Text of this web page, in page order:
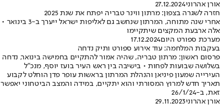
אורן אהרוני27.12.2024
חזרה לשגרה בצפון: מרתון ווינר טבריה יפתח את שנת 2025
אחרי שנה מתוחה, המרתון שנחשב גם לאליפות ישראל ייערך ב-3 בינואר •
אלה ארבעת המקצים שיתקיימו
מערכת ספורט היום17.12.2024
בעקבות המלחמה: עוד אירוע ספורט ותיק נדחה
פרסום ראשון: מרתון טבריה, שהיה אמור להתקיים בחמישה בינואר, נדחה
בשלושה שבועות לפחות • בישיבה בין ראש העיר בועז יוסף, מנכ"ל
העירייה שמעון פיניאן והנהלת המרתון בראשות עופר פדן הוחלט לקבוע
תאריך חדש למרוץ המסורתי והוא יתקיים, במידה והמצב הביטחוני יאפשר
זאת, ב-26/1/24
אורן אהרוני29.11.2023